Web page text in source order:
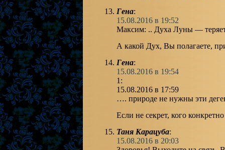
Гена:
15.08.2016 в 19:52
Максим: .. Духа Луны —
А какой Дух, Вы полагаете,
Гена:
15.08.2016 в 19:54
1:
15.08.2016 в 17:59
…. природе не нужны эти
Если не секрет, кого
Таня Карацуба:
15.08.2016 в 20:03